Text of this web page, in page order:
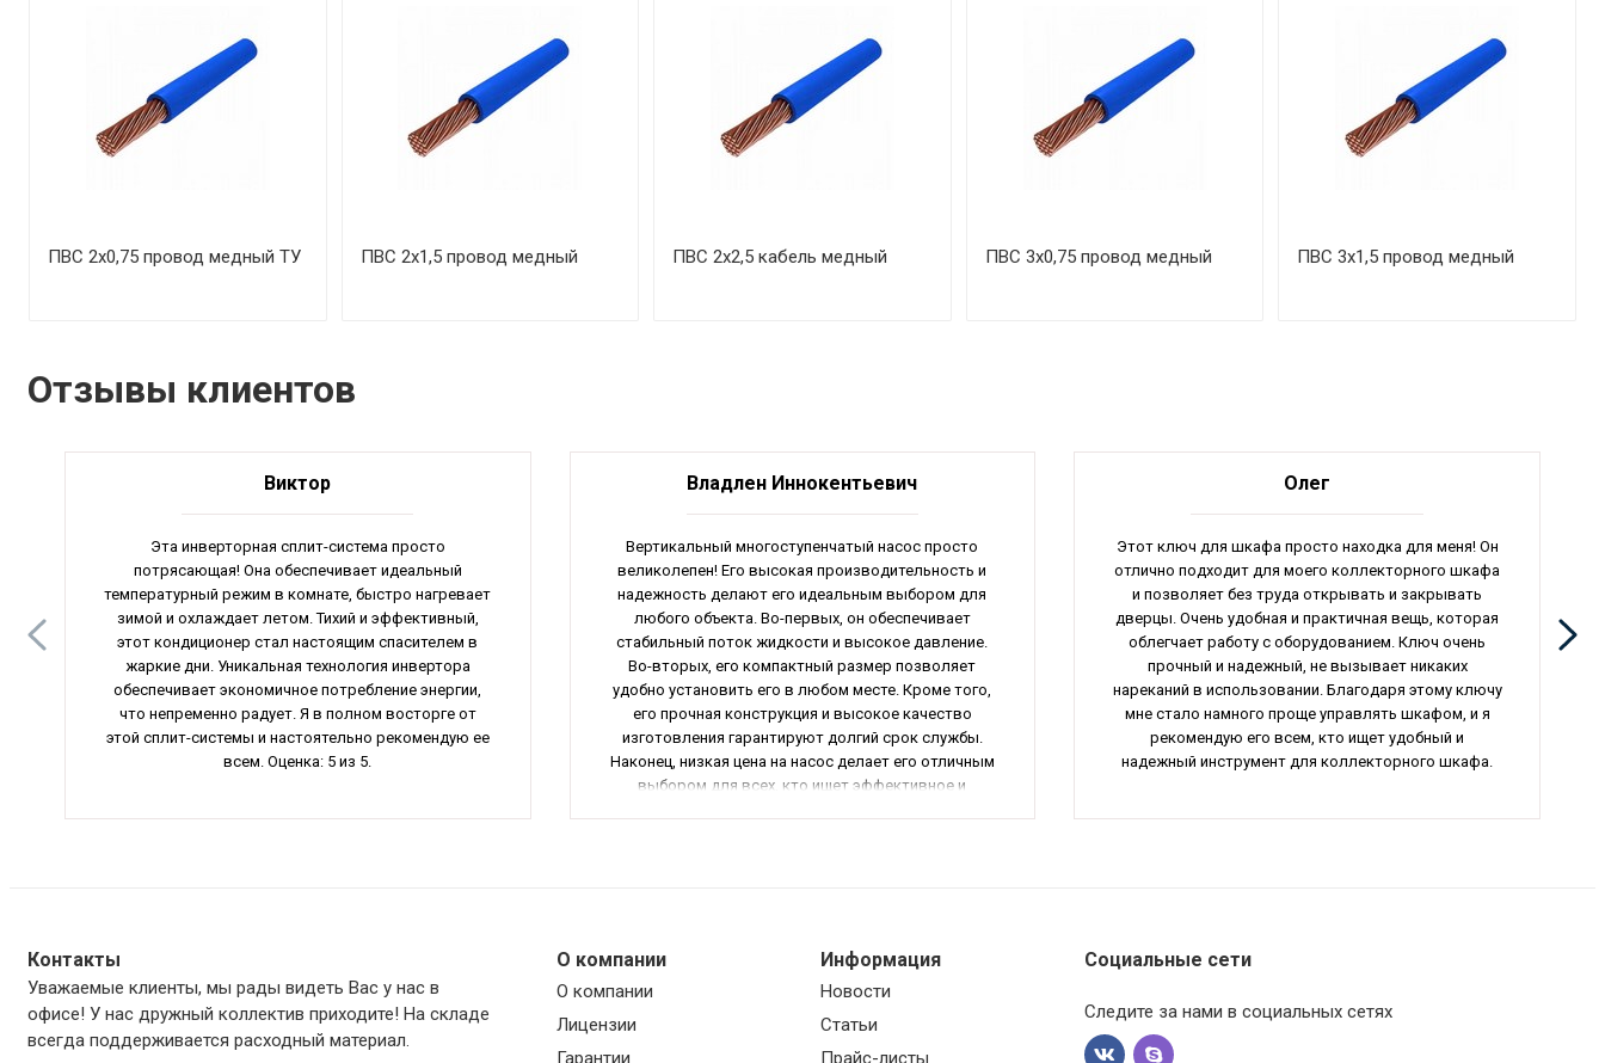
ПВС 2х0,75 провод медный ТУ ПВС 2х1,5 провод медный ПВС 2х2,5 кабель медный ПВС 3х0,75 провод медный ПВС 3х1,5 провод медный
Отзывы клиентов
Виктор
Эта инверторная сплит-система просто
потрясающая! Она обеспечивает идеальный
температурный режим в комнате, быстро нагревает
зимой и охлаждает летом. Тихий и эффективный,
этот кондиционер стал настоящим спасителем в
жаркие дни. Уникальная технология инвертора
обеспечивает экономичное потребление энергии,
что непременно радует. Я в полном восторге от
этой сплит-системы и настоятельно рекомендую ее
всем. Оценка: 5 из 5.
Владлен Иннокентьевич
Вертикальный многоступенчатый насос просто
великолепен! Его высокая производительность и
надежность делают его идеальным выбором для
любого объекта. Во-первых, он обеспечивает
стабильный поток жидкости и высокое давление.
Во-вторых, его компактный размер позволяет
удобно установить его в любом месте. Кроме того,
его прочная конструкция и высокое качество
изготовления гарантируют долгий срок службы.
Наконец, низкая цена на насос делает его отличным
выбором для всех, кто ищет эффективное и
Олег
Этот ключ для шкафа просто находка для меня! Он
отлично подходит для моего коллекторного шкафа
и позволяет без труда открывать и закрывать
дверцы. Очень удобная и практичная вещь, которая
облегчает работу с оборудованием. Ключ очень
прочный и надежный, не вызывает никаких
нареканий в использовании. Благодаря этому ключу
мне стало намного проще управлять шкафом, и я
рекомендую его всем, кто ищет удобный и
надежный инструмент для коллекторного шкафа.
Контакты
Уважаемые клиенты, мы рады видеть Вас у нас в
офисе! У нас дружный коллектив приходите! На складе
всегда поддерживается расходный материал.
О компании
О компании
Лицензии
Гарантии
Информация
Новости
Статьи
Прайс-листы
Социальные сети
Следите за нами в социальных сетях